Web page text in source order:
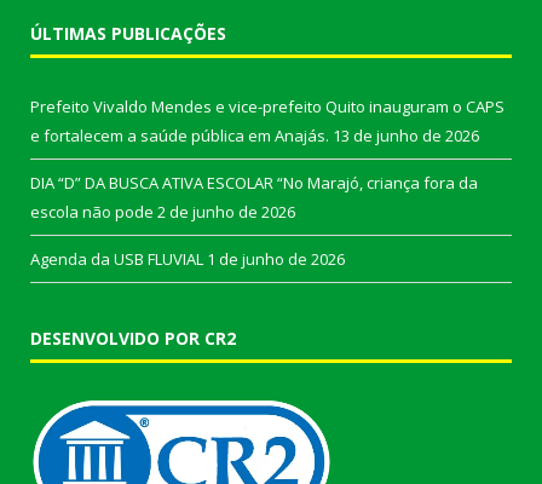
ÚLTIMAS PUBLICAÇÕES
Prefeito Vivaldo Mendes e vice-prefeito Quito inauguram o CAPS
e fortalecem a saúde pública em Anajás. 13 de junho de 2026
DIA “D” DA BUSCA ATIVA ESCOLAR “No Marajó, criança fora da
escola não pode 2 de junho de 2026
Agenda da USB FLUVIAL 1 de junho de 2026
DESENVOLVIDO POR CR2